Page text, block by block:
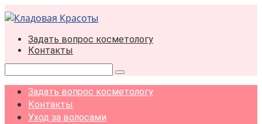
Перейти
к
контентуЗадать вопрос косметологу
Контакты
Поиск:
Задать вопрос косметологу
Контакты
Уход за волосами